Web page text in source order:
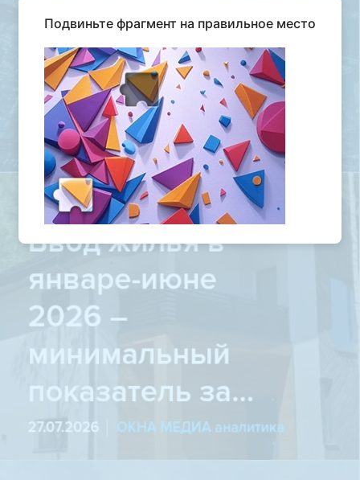
Подвиньте фрагмент на правильное место